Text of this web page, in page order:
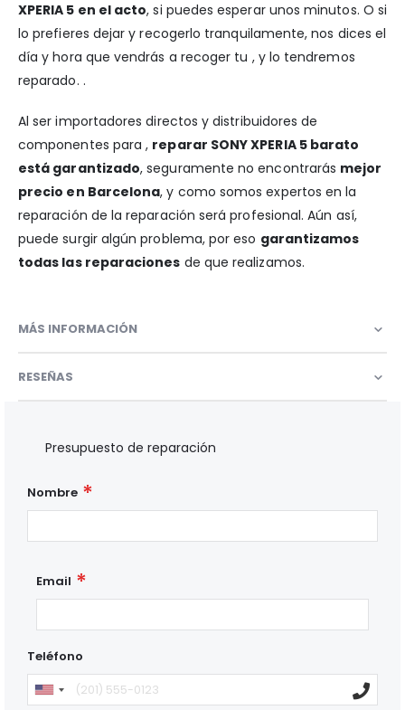
XPERIA 5 en el acto, si puedes esperar unos minutos. O si
lo prefieres dejar y recogerlo tranquilamente, nos dices el
día y hora que vendrás a recoger tu , y lo tendremos
reparado. .
Al ser importadores directos y distribuidores de
componentes para , reparar SONY XPERIA 5 barato
está garantizado, seguramente no encontrarás mejor
precio en Barcelona, y como somos expertos en la
reparación de la reparación será profesional. Aún así,
puede surgir algún problema, por eso garantizamos
todas las reparaciones de que realizamos.
MÁS INFORMACIÓN
RESEÑAS
Presupuesto de reparación
Nombre
Email
Teléfono